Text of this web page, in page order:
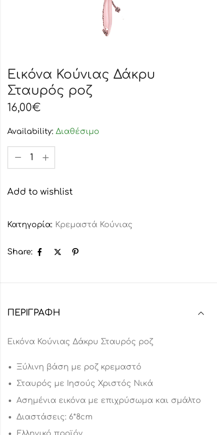
Εικόνα Κούνιας Δάκρυ
Σταυρός ροζ
16,00€
Availability: Διαθέσιμο
Add to wishlist
Κατηγορία: Κρεμαστά Κούνιας
Share:
ΠΕΡΙΓΡΑΦΉ
Εικόνα Κούνιας Δάκρυ Σταυρός ροζ
Ξύλινη βάση με ροζ κρεμαστό
Σταυρός με Ιησούς Χριστός Νικά
Ασημένια εικόνα με επιχρύσωμα και σμάλτο
Διαστάσεις: 6*8cm